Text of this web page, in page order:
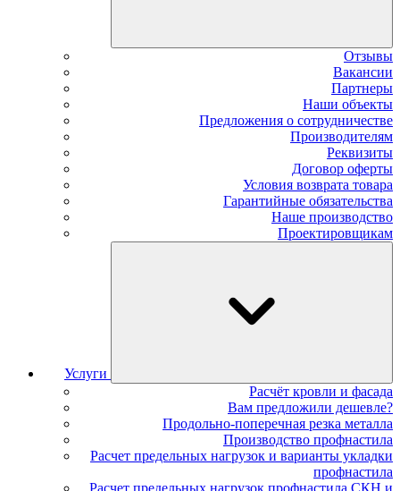
Отзывы
Вакансии
Партнеры
Наши объекты
Предложения о сотрудничестве
Производителям
Реквизиты
Договор оферты
Условия возврата товара
Гарантийные обязательства
Наше производство
Проектировщикам
Услуги
Расчёт кровли и фасада
Вам предложили дешевле?
Продольно-поперечная резка металла
Производство профнастила
Расчет предельных нагрузок и варианты укладки
профнастила
Расчет предельных нагрузок профнастила СКН и